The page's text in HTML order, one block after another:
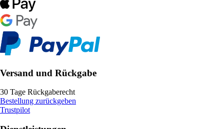
Versand und Rückgabe
30 Tage Rückgaberecht
Bestellung zurückgeben
Trustpilot